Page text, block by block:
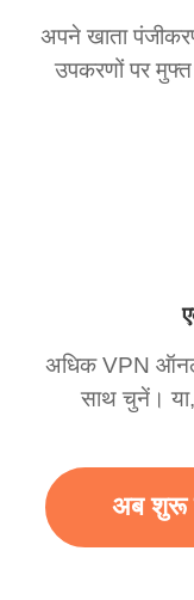
अपने खाता
उपकरणों पर
अधिक VPN
साथ चुनें।
अब शुरू